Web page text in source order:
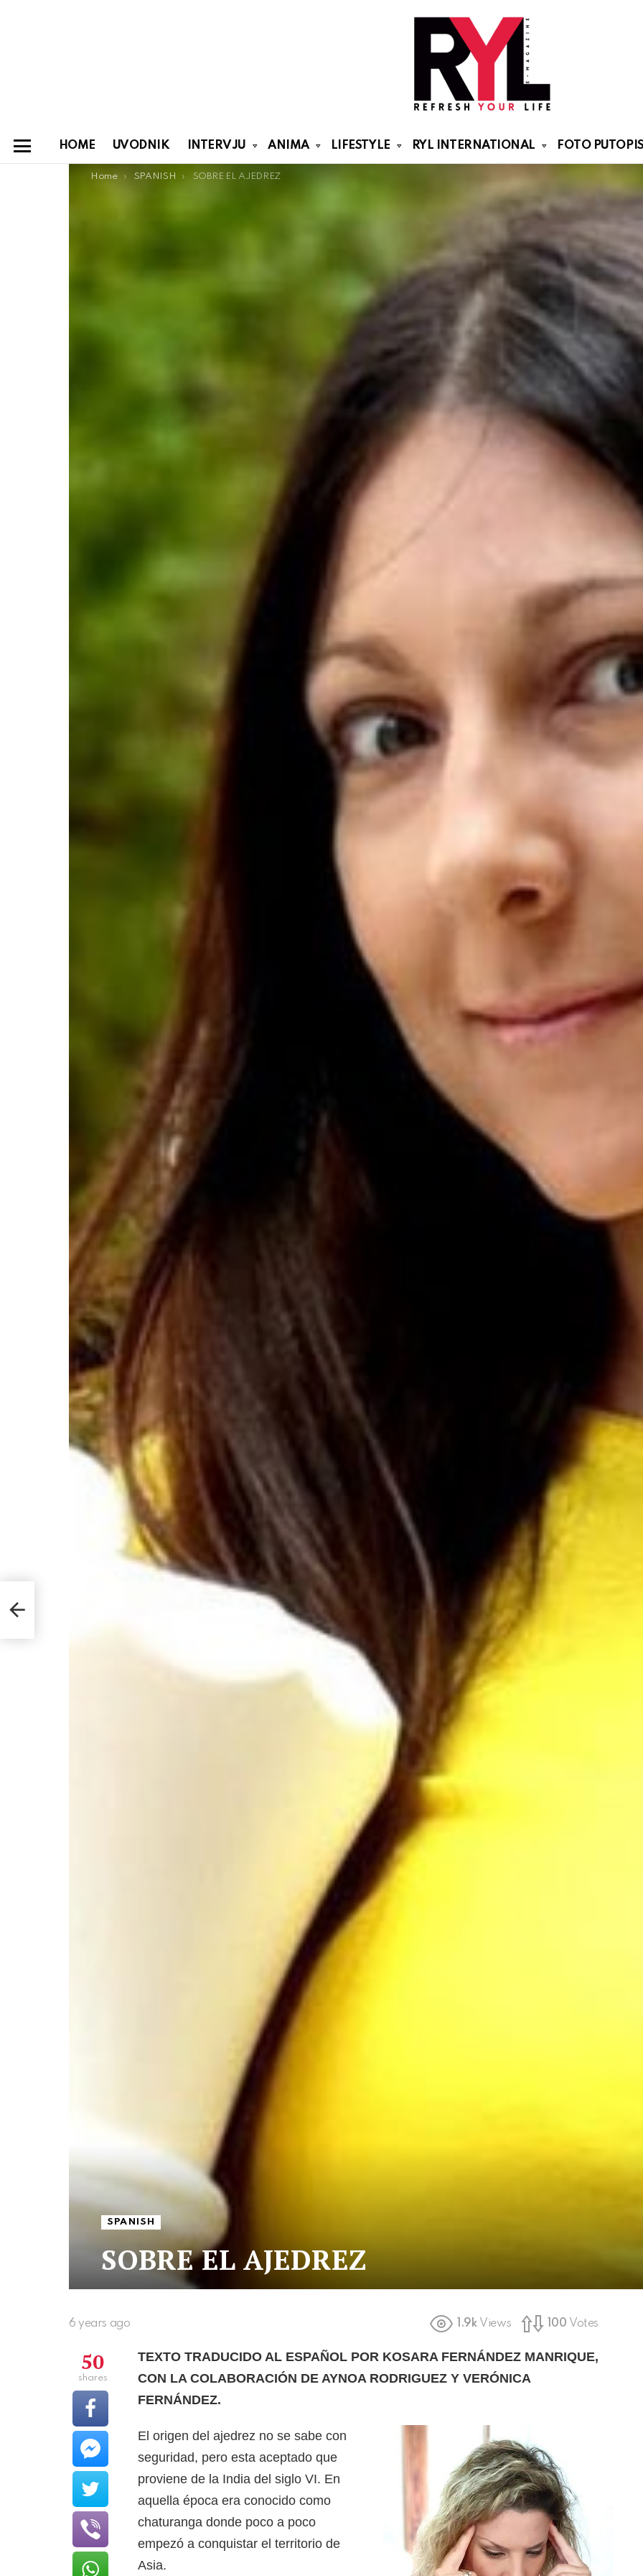
HOME UVODNIK INTERVJU ANIMA LIFESTYLE RYL INTERNATIONAL FOTO
You are here:
Home SPANISH SOBRE EL AJEDREZ
SPANISH
SOBRE EL AJEDREZ
6 years ago 1.9k Views 100 Votes
TEXTO TRADUCIDO AL ESPAÑOL POR KOSARA FERNÁNDEZ MANRIQUE,
CON LA COLABORACIÓN DE AYNOA RODRIGUEZ Y VERÓNICA
FERNÁNDEZ.
El origen del ajedrez no se sabe con
seguridad, pero esta aceptado que
proviene de la India del siglo VI. En
aquella época era conocido como
chaturanga donde poco a poco
empezó a conquistar el territorio de
Asia.
50
shares